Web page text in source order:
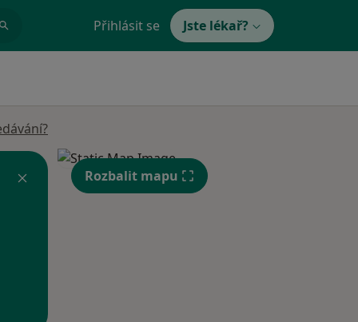
Přihlásit se Jste lékař?
Rozbalit mapu